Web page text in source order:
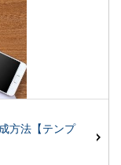
方法【テンプ